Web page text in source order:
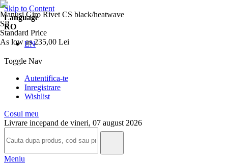
Skip to Content
Language
RO
EN
Toggle Nav
Autentifica-te
Inregistrare
Wishlist
Cosul meu
Livrare incepand de vineri, 07 august 2026
Meniu
Manusi Giro Rivet CS black/heatwave
SP
Standard Price
As low as 235,00 Lei